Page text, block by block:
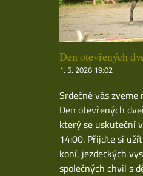
Den otevřených
1. 5. 2026 19:02
Srdečně vás
Den otevřených
který se uskuteční
14:00. Přijďte si
koní, jezdeckých
společných chvil s